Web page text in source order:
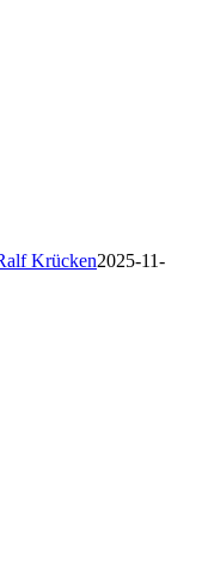
Krücken2025-11-